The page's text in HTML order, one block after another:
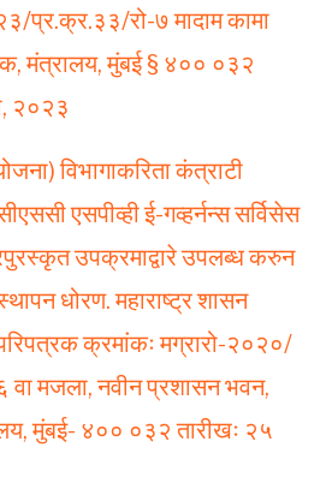
प्र.क्र.३३/रो-७ मादाम कामा
मंत्रालय, मुंबई § ४०० ०३२
२०२३
विभागाकरिता कंत्राटी
एसपीव्ही ई-गव्हर्नन्स सर्विसेस
उपक्रमाद्वारे उपलब्ध करुन
धोरण. महाराष्ट्र शासन
क्रमांकः मग्रारो-२०२०/
मजला, नवीन प्रशासन भवन,
मुंबई- ४०० ०३२ तारीखः २५